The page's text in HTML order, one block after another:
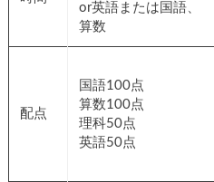
or英語または国語、
算数
配点
国語100点
算数100点
理科50点
英語50点